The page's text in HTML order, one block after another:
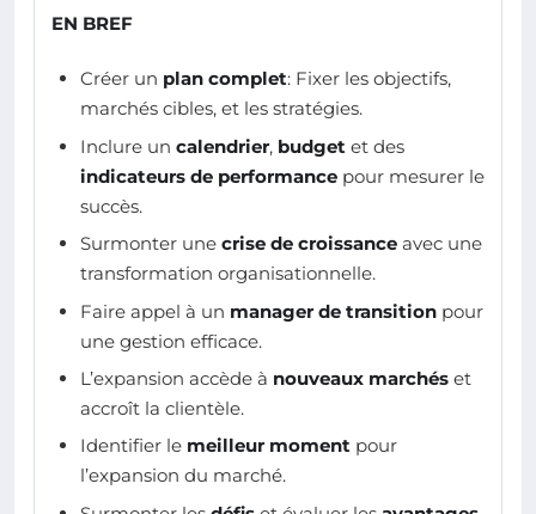
EN BREF
Créer un plan complet: Fixer les objectifs,
marchés cibles, et les stratégies.
Inclure un calendrier, budget et des
indicateurs de performance pour mesurer le
succès.
Surmonter une crise de croissance avec une
transformation organisationnelle.
Faire appel à un manager de transition pour
une gestion efficace.
L’expansion accède à nouveaux marchés et
accroît la clientèle.
Identifier le meilleur moment pour
l’expansion du marché.